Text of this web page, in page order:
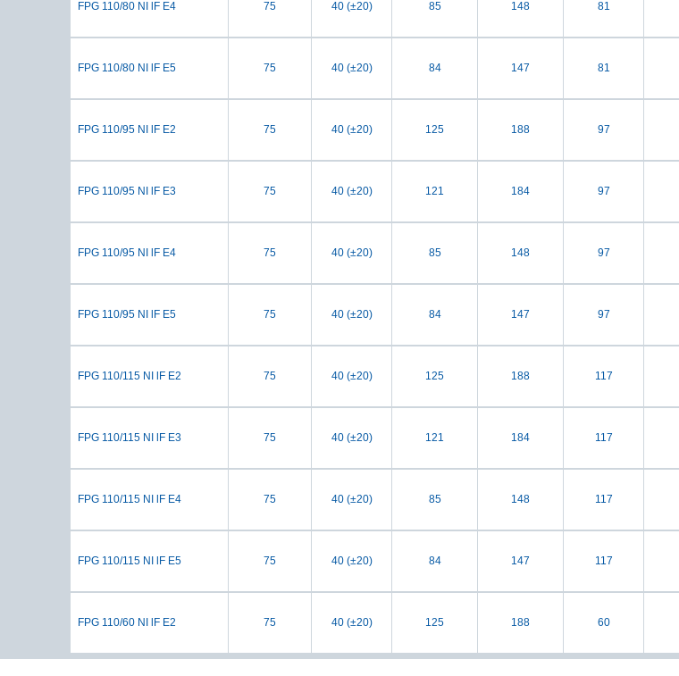
FPG 110/80 NI lF E4 75 40 (±20) 85 148 81
FPG 110/80 NI lF E5 75 40 (±20) 84 147 81
FPG 110/95 NI lF E2 75 40 (±20) 125 188 97
FPG 110/95 NI lF E3 75 40 (±20) 121 184 97
FPG 110/95 NI lF E4 75 40 (±20) 85 148 97
FPG 110/95 NI lF E5 75 40 (±20) 84 147 97
FPG 110/115 NI lF E2 75 40 (±20) 125 188 117
FPG 110/115 NI lF E3 75 40 (±20) 121 184 117
FPG 110/115 NI lF E4 75 40 (±20) 85 148 117
FPG 110/115 NI lF E5 75 40 (±20) 84 147 117
FPG 110/60 NI lF E2 75 40 (±20) 125 188 60